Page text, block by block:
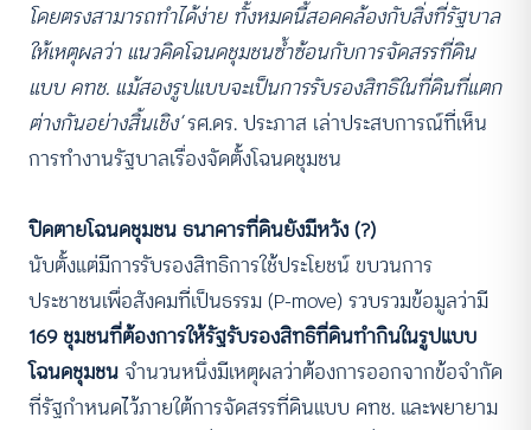
โดยตรงสามารถทำได้ง่าย ทั้งหมดนี้สอดคล้องกับสิ่งที่รัฐบาล
ให้เหตุผลว่า แนวคิดโฉนดชุมชนซ้ำซ้อนกับการจัดสรรที่ดิน
แบบ คทช. แม้สองรูปแบบจะเป็นการรับรองสิทธิในที่ดินที่แตก
ต่างกันอย่างสิ้นเชิง’รศ.ดร. ประภาส เล่าประสบการณ์ที่เห็น
การทำงานรัฐบาลเรื่องจัดตั้งโฉนดชุมชน
ปิดตายโฉนดชุมชน ธนาคารที่ดินยังมีหวัง (?)
นับตั้งแต่มีการรับรองสิทธิการใช้ประโยชน์ ขบวนการ
ประชาชนเพื่อสังคมที่เป็นธรรม (P-move) รวบรวมข้อมูลว่ามี
169 ชุมชนที่ต้องการให้รัฐรับรองสิทธิที่ดินทำกินในรูปแบบ
โฉนดชุมชน จำนวนหนึ่งมีเหตุผลว่าต้องการออกจากข้อจำกัด
ที่รัฐกำหนดไว้ภายใต้การจัดสรรที่ดินแบบ คทช. และพยายาม